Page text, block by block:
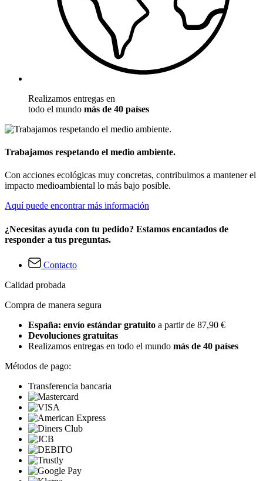
Realizamos entregas en
todo el mundo más de 40 países
Trabajamos respetando el medio ambiente.
Con acciones ecológicas muy concretas, contribuimos a mantener el
impacto medioambiental lo más bajo posible.
Aquí puede encontrar más información
¿Necesitas ayuda con tu pedido? Estamos encantados de
responder a tus preguntas.
Contacto
Calidad probada
Compra de manera segura
España: envío estándar gratuito a partir de 87,90 €
Devoluciones gratuitas
Realizamos entregas en todo el mundo más de 40 países
Métodos de pago:
Transferencia bancaria